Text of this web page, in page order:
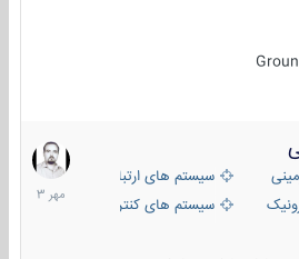
سیستم های ارتباطی و جمع آوری
سیستم های کنترل آتش و تجهیزات
1
مهر
1403